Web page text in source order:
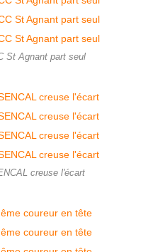
St Agnant part seul
creuse l'écart